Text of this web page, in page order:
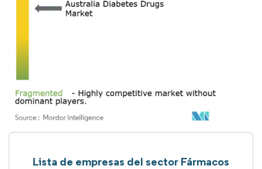
Lista de empresas del sector Fármacos